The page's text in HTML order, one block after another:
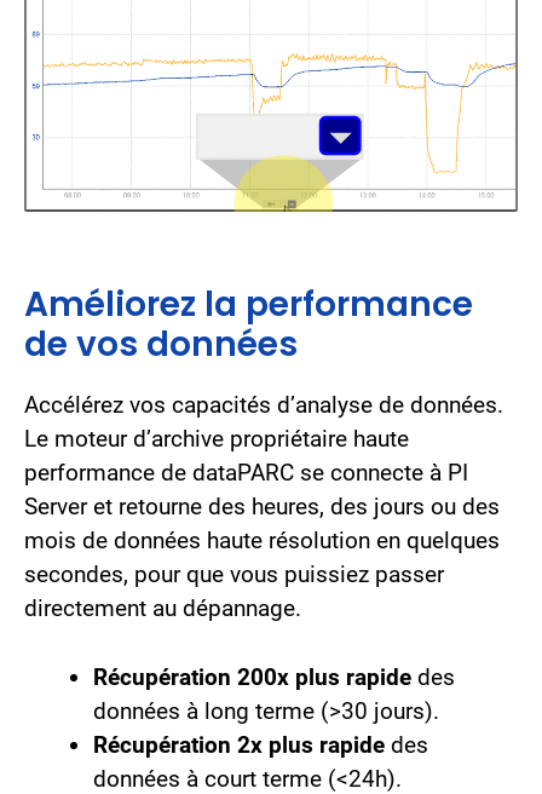
Améliorez la performance
de vos données
Accélérez vos capacités d’analyse de données.
Le moteur d’archive propriétaire haute
performance de dataPARC se connecte à PI
Server et retourne des heures, des jours ou des
mois de données haute résolution en quelques
secondes, pour que vous puissiez passer
directement au dépannage.
Récupération 200x plus rapide des
données à long terme (>30 jours).
Récupération 2x plus rapide des
données à court terme (<24h).